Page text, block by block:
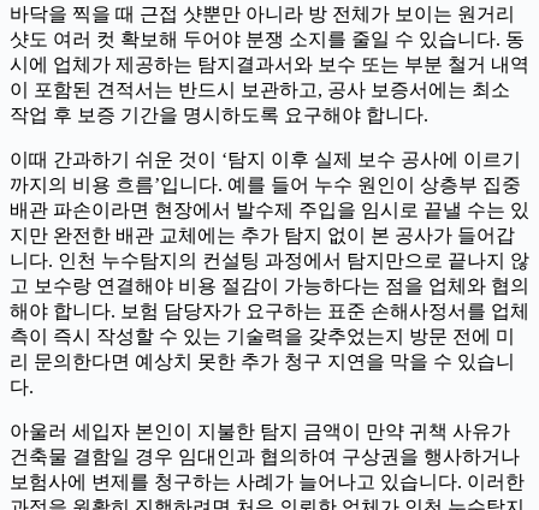
바닥을 찍을 때 근접 샷뿐만 아니라 방 전체가 보이는 원거리
샷도 여러 컷 확보해 두어야 분쟁 소지를 줄일 수 있습니다. 동
시에 업체가 제공하는 탐지결과서와 보수 또는 부분 철거 내역
이 포함된 견적서는 반드시 보관하고, 공사 보증서에는 최소
작업 후 보증 기간을 명시하도록 요구해야 합니다.
이때 간과하기 쉬운 것이 ‘탐지 이후 실제 보수 공사에 이르기
까지의 비용 흐름’입니다. 예를 들어 누수 원인이 상층부 집중
배관 파손이라면 현장에서 발수제 주입을 임시로 끝낼 수는 있
지만 완전한 배관 교체에는 추가 탐지 없이 본 공사가 들어갑
니다. 인천 누수탐지의 컨설팅 과정에서 탐지만으로 끝나지 않
고 보수랑 연결해야 비용 절감이 가능하다는 점을 업체와 협의
해야 합니다. 보험 담당자가 요구하는 표준 손해사정서를 업체
측이 즉시 작성할 수 있는 기술력을 갖추었는지 방문 전에 미
리 문의한다면 예상치 못한 추가 청구 지연을 막을 수 있습니
다.
아울러 세입자 본인이 지불한 탐지 금액이 만약 귀책 사유가
건축물 결함일 경우 임대인과 협의하여 구상권을 행사하거나
보험사에 변제를 청구하는 사례가 늘어나고 있습니다. 이러한